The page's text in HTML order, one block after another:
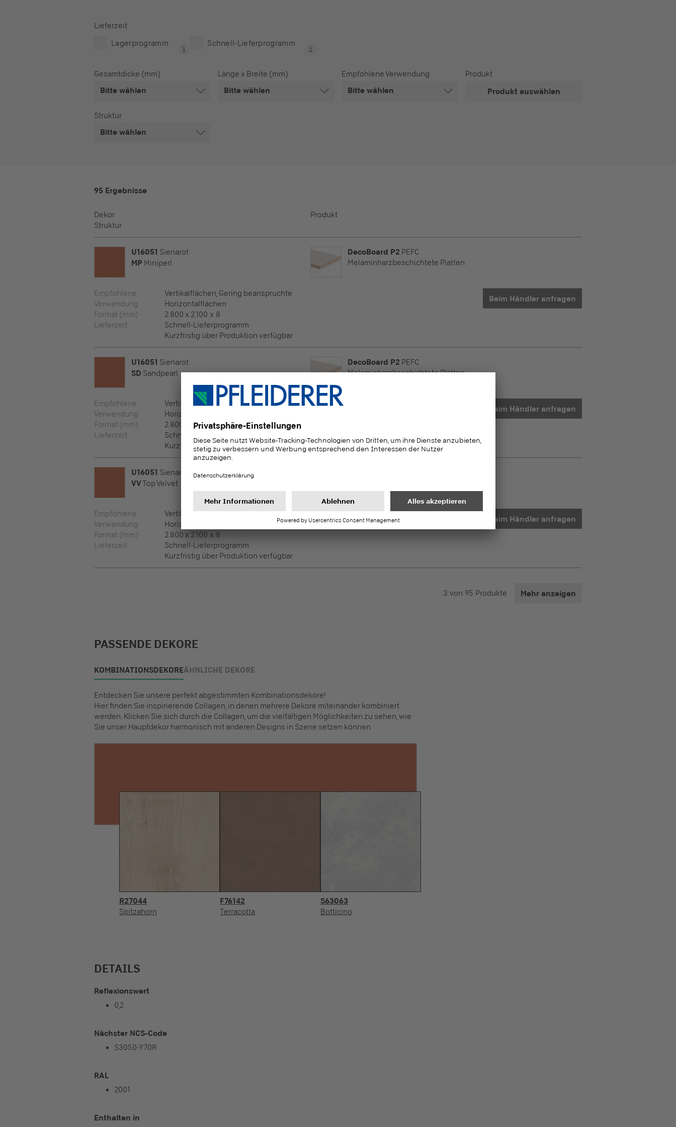
Lieferzeit
Lagerprogramm
Schnell-Lieferprogramm
Gesamtdicke (mm)
Bitte wählen
Länge x Breite (mm)
Bitte wählen
Empfohlene Verwendung
Bitte wählen
Produkt
Produkt auswählen
Struktur
Bitte wählen
95 Ergebnisse
Dekor
Struktur
Produkt
U16051 Sienarot
MP Miniperl
DecoBoard P2 PEFC
Melaminharzbeschichtete Platten
Empfohlene
Verwendung
Vertikalflächen, Gering beanspruchte
Horizontalflächen
Format (mm)
2.800 x 2.100 x 8
Lieferzeit
Schnell-Lieferprogramm
Kurzfristig über Produktion verfügbar
Beim Händler anfragen
U16051 Sienarot
SD Sandpearl
DecoBoard P2 PEFC
Melaminharzbeschichtete Platten
Empfohlene
Verwendung
Vertikalflächen, Gering beanspruchte
Horizontalflächen
Format (mm)
2.800 x 2.100 x 8
Lieferzeit
Schnell-Lieferprogramm
Kurzfristig über Produktion verfügbar
Beim Händler anfragen
U16051 Sienarot
VVTop Velvet
Empfohlene
Verwendung
Vertikalflächen, Gering beanspruchte
Horizontalflächen
Format (mm)
2.800 x 2.100 x 8
Lieferzeit
Schnell-Lieferprogramm
Kurzfristig über Produktion verfügbar
Beim Händler anfragen
3 von 95 Produkte Mehr anzeigen
PASSENDE DEKORE
KOMBINATIONSDEKOREÄHNLICHE DEKORE
Entdecken Sie unsere perfekt abgestimmten Kombinationsdekore!
Hier finden Sie inspirierende Collagen, in denen mehrere Dekore miteinander kombiniert
werden. Klicken Sie sich durch die Collagen, um die vielfältigen Möglichkeiten zu sehen, wie
Sie unser Hauptdekor harmonisch mit anderen Designs in Szene setzen können.
R27044
Spitzahorn
F76142
Terracotta
S63063
Botticino
DETAILS
Reflexionswert
0,2
Nächster NCS-Code
S3050-Y70R
RAL
2001
Enthalten in